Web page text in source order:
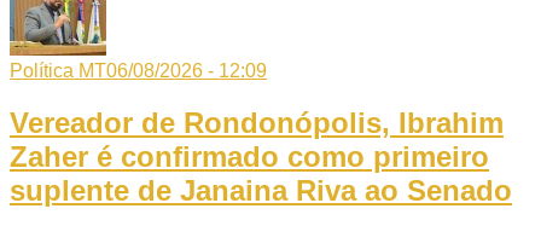
Política MT06/08/2026 - 12:09
Vereador de Rondonópolis, Ibrahim
Zaher é confirmado como primeiro
suplente de Janaina Riva ao Senado